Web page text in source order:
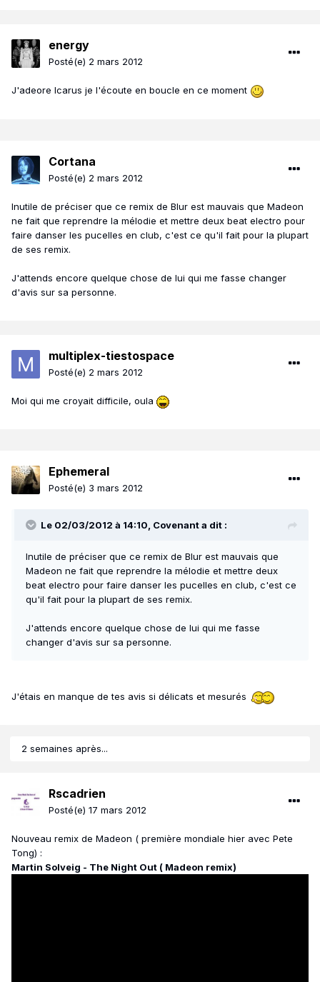
energy
Posté(e) 2 mars 2012
J'adeore Icarus je l'écoute en boucle en ce moment
Cortana
Posté(e) 2 mars 2012
Inutile de préciser que ce remix de Blur est mauvais que Madeon
ne fait que reprendre la mélodie et mettre deux beat electro pour
faire danser les pucelles en club, c'est ce qu'il fait pour la plupart
de ses remix.
J'attends encore quelque chose de lui qui me fasse changer
d'avis sur sa personne.
multiplex-tiestospace
Posté(e) 2 mars 2012
Moi qui me croyait difficile, oula
Ephemeral
Posté(e) 3 mars 2012
Le 02/03/2012 à 14:10, Covenant a dit :
Inutile de préciser que ce remix de Blur est mauvais que
Madeon ne fait que reprendre la mélodie et mettre deux
beat electro pour faire danser les pucelles en club, c'est ce
qu'il fait pour la plupart de ses remix.
J'attends encore quelque chose de lui qui me fasse
changer d'avis sur sa personne.
J'étais en manque de tes avis si délicats et mesurés
2 semaines après...
Rscadrien
Posté(e) 17 mars 2012
Nouveau remix de Madeon ( première mondiale hier avec Pete
Tong) :
Martin Solveig - The Night Out ( Madeon remix)